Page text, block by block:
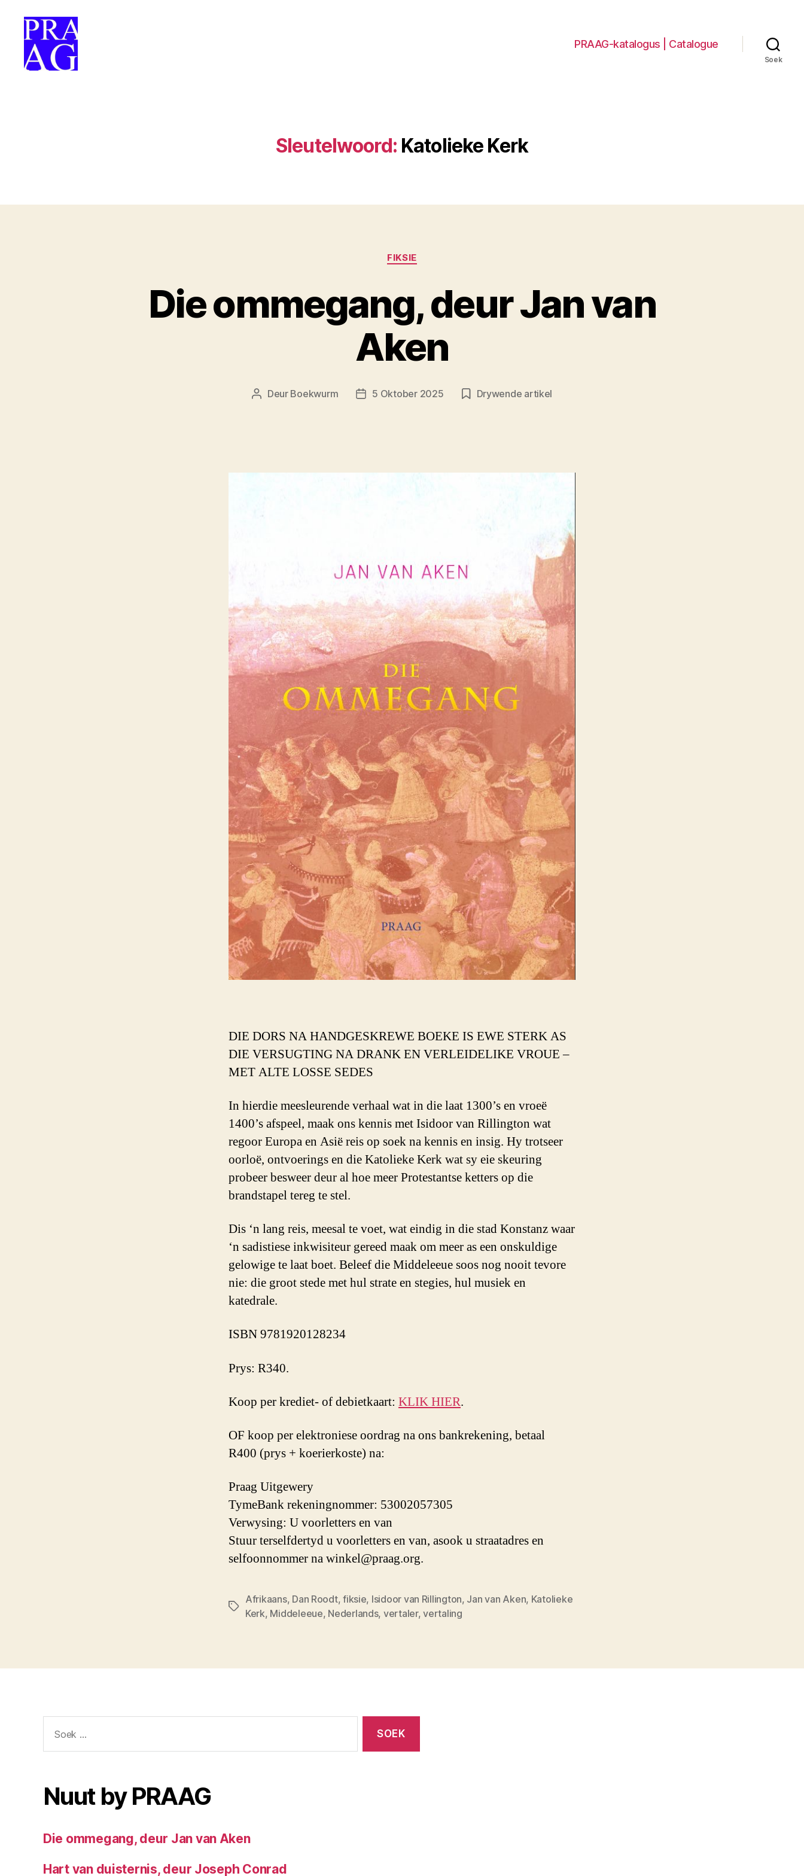
PRAAG-katalogus | Catalogue
Soek
Sleutelwoord: Katolieke Kerk
Kategorieë
FIKSIE
Die ommegang, deur Jan van
Aken
Artikelouteur
Deur Boekwurm Artikeldatum
5 Oktober 2025 Drywende artikel
DIE DORS NA HANDGESKREWE BOEKE IS EWE STERK AS
DIE VERSUGTING NA DRANK EN VERLEIDELIKE VROUE –
MET ALTE LOSSE SEDES
In hierdie meesleurende verhaal wat in die laat 1300’s en vroeë
1400’s afspeel, maak ons kennis met Isidoor van Rillington wat
regoor Europa en Asië reis op soek na kennis en insig. Hy trotseer
oorloë, ontvoerings en die Katolieke Kerk wat sy eie skeuring
probeer besweer deur al hoe meer Protestantse ketters op die
brandstapel tereg te stel.
Dis ‘n lang reis, meesal te voet, wat eindig in die stad Konstanz waar
‘n sadistiese inkwisiteur gereed maak om meer as een onskuldige
gelowige te laat boet. Beleef die Middeleeue soos nog nooit tevore
nie: die groot stede met hul strate en stegies, hul musiek en
katedrale.
ISBN 9781920128234
Prys: R340.
Koop per krediet- of debietkaart: KLIK HIER.
OF koop per elektroniese oordrag na ons bankrekening, betaal
R400 (prys + koerierkoste) na:
Praag Uitgewery
TymeBank rekeningnommer: 53002057305
Verwysing: U voorletters en van
Stuur terselfdertyd u voorletters en van, asook u straatadres en
selfoonnommer na winkel@praag.org.
Sleutelwoorde
Afrikaans, Dan Roodt,fiksie, Isidoor van Rillington, Jan van Aken, Katolieke
Kerk, Middeleeue, Nederlands, vertaler,vertaling
vir:
Nuut by PRAAG
Die ommegang, deur Jan van Aken
Hart van duisternis, deur Joseph Conrad